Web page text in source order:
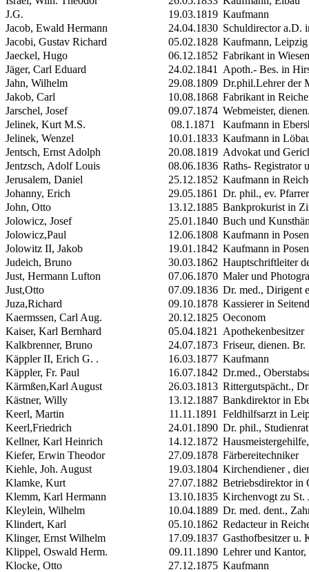
J.G.
19.03.1819 Kaufmann
Jacob, Ewald Hermann
24.04.1830 Schuldirector a.D.
Jacobi, Gustav Richard
05.02.1828 Kaufmann, Leipzig
Jaeckel, Hugo
06.12.1852 Fabrikant in
Jäger, Carl Eduard
24.02.1841
Apoth.- Bes. in
Jahn, Wilhelm
29.08.1809 Dr.phil.Lehrer der
Jakob, Carl
10.08.1868 Fabrikant in
Jarschel, Josef 09.07.1874 Webmeister,
Jelinek, Kurt M.S. 08.1.1871
Kaufmann in
Jelinek, Wenzel
10.01.1833 Kaufmann in
Jentsch, Ernst Adolph
20.08.1819 Advokat und
Jentzsch, Adolf Louis
08.06.1836 Raths- Registrator
Jerusalem, Daniel
25.12.1852 Kaufmann in
Johanny, Erich
29.05.1861 Dr. phil., ev.
John, Otto
13.12.1885 Bankprokurist in
Jolowicz, Josef
25.01.1840 Buch und
Jolowicz,Paul
12.06.1808 Kaufmann in Posen
Jolowitz II, Jakob 19.01.1842 Kaufmann in Posen
Judeich, Bruno
30.03.1862 Hauptschriftleiter
Just, Hermann Lufton 07.06.1870 Maler und
Just,Otto
07.09.1836 Dr. med., Dirigent
Juza,Richard
09.10.1878 Kassierer in
Kaermssen, Carl Aug.
20.12.1825 Oeconom
Kaiser, Karl Bernhard
05.04.1821
Apothekenbesitzer
Kalkbrenner, Bruno
24.07.1873 Friseur, dienen. Br.
KäpplerII, Erich G. . 16.03.1877 Kaufmann
Käppler, Fr. Paul
16.07.1842 Dr.med.,
Kärmßen,Karl August
26.03.1813 Rittergutspächt.,
Kästner, Willy
13.12.1887 Bankdirektor in
Keerl, Martin
11.11.1891
Feldhilfsarzt in
Keerl,Friedrich
24.01.1890 Dr. phil.,
Kellner, Karl Heinrich
14.12.1872
Kiefer, Erwin Theodor
27.09.1878 Färbereitechniker
Kiehle, Joh. August
19.03.1804 Kirchendiener ,
Klamke, Kurt
27.07.1882 Betriebsdirektor in
Klemm, Karl Hermann
13.10.1835 Kirchenvogt zu St.
Kleylein, Wilhelm
10.04.1889 Dr. med. dent.,
Klindert, Karl
05.10.1862 Redacteur in
Klinger, Ernst Wilhelm
17.09.1837 Gasthofbesitzer u.
Klippel, Oswald Herm.
09.11.1890 Lehrer und Kantor,
Klocke, Otto
27.12.1875 Kaufmann